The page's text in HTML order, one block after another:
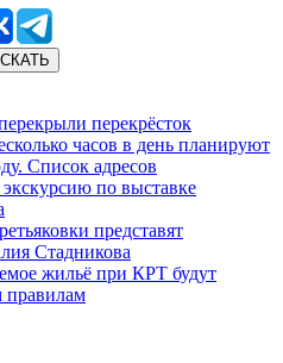
перекрёсток
часов в день планируют
Список адресов
по выставке
представят
Стадникова
жильё при КРТ будут
правилам